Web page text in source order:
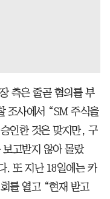
측은 줄곧 혐의를 부
조사에서 “SM 주식을
인한 것은 맞지만, 구
고받지 않아 몰랐
. 또 지난 18일에는 카
를 열고 “현재 받고